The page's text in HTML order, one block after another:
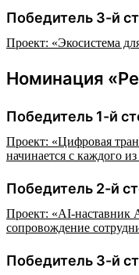
Победитель 3-й
Проект: «Экосистема
Номинация
Победитель 1-й
Проект: «Цифровая
начинается с каждого из
Победитель 2-й
Проект: «AI-наставник
сопровождение
Победитель 3-й